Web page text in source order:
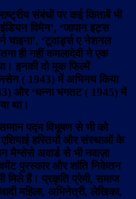
संबंधों पर कई किताबें भी
विमेन’, ‘जापान इट्स
चाइना’, ‘टूवार्ड्स ए नेशनल
ही नहीं कमलादेवी ने एक
इनकी दो मूक फिल्में
( 1943) में अभिनय किया
और ‘धन्ना भगतट ( 1945) में
था।
पद्म विभूषण से भी को
हस्तियों और संस्थाओं के
मैग्सेसे अवार्ड से भी नवाज़ा
पुरस्कार और शांति निकेतन
भी मिले हैं। प्रकृति प्रेमी, समाज
महिला, अभिनेत्री, लेखिका,